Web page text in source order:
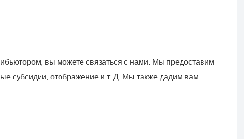
вы можете связаться с нами. Мы предоставим
субсидии, отображение и т. Д. Мы также дадим вам